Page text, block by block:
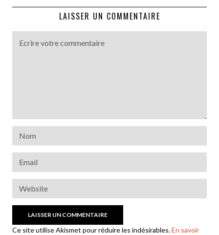
LAISSER UN COMMENTAIRE
Ce site utilise Akismet pour réduire les indésirables.En savoir